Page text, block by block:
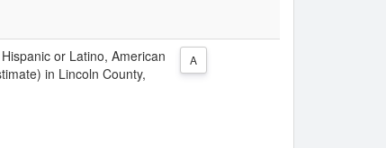
or Latino, American
in Lincoln County,
A